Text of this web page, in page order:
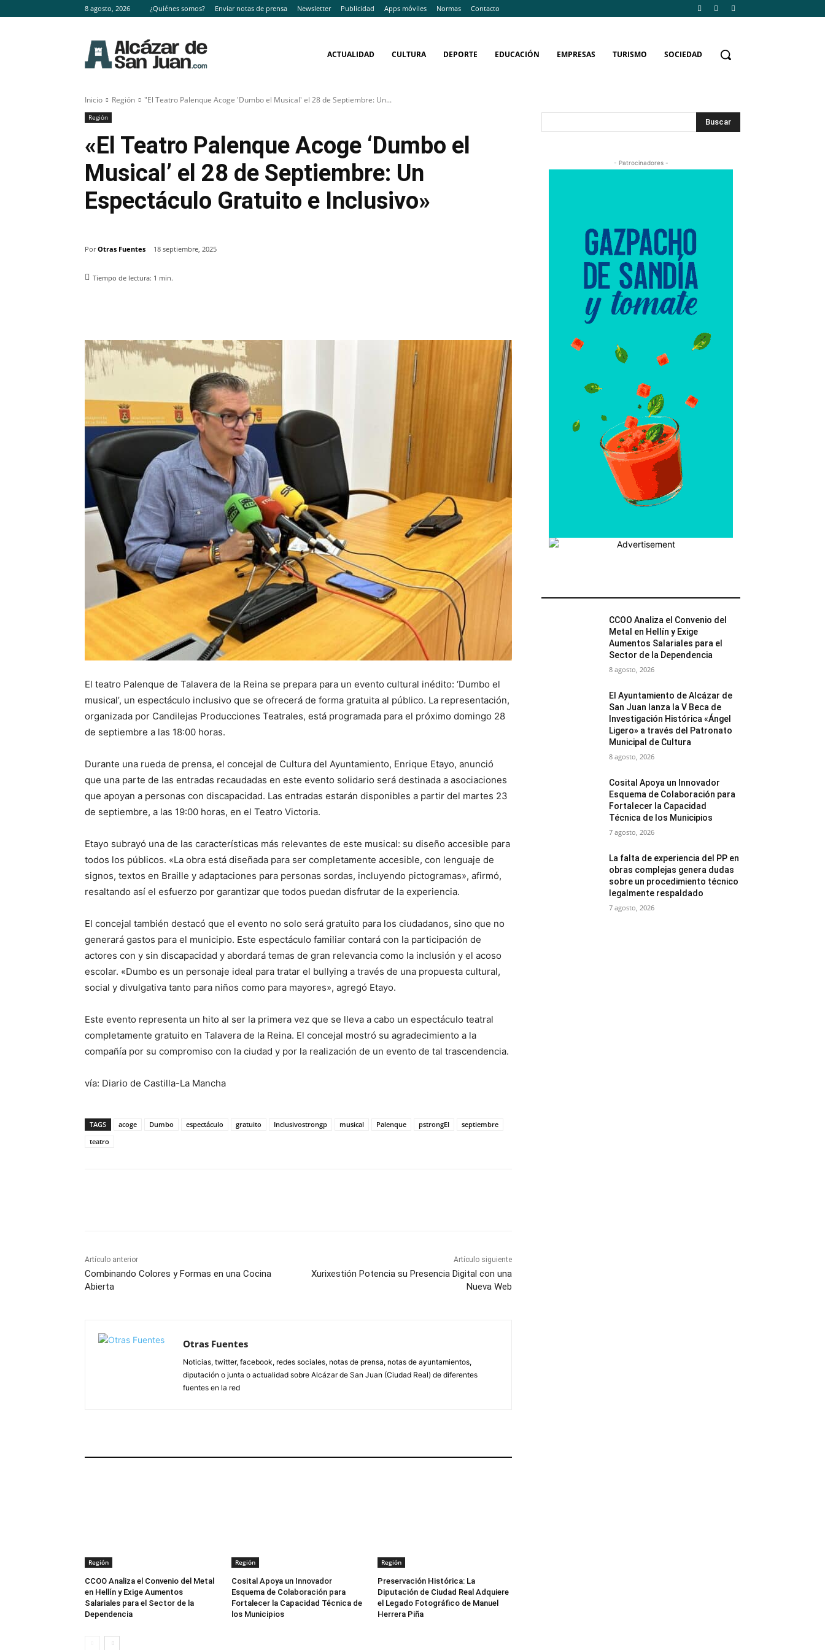
8 agosto, 2026 ¿Quiénes somos? Enviar notas de prensa Newsletter Publicidad Apps móviles Normas Contacto
ACTUALIDAD CULTURA DEPORTE EDUCACIÓN EMPRESAS TURISMO SOCIEDAD
Inicio Región "El Teatro Palenque Acoge 'Dumbo el Musical' el 28 de Septiembre: Un...
Región
«El Teatro Palenque Acoge ‘Dumbo el
Musical’ el 28 de Septiembre: Un
Espectáculo Gratuito e Inclusivo»
Por Otras Fuentes 18 septiembre, 2025
Tiempo de lectura: 1 min.
El teatro Palenque de Talavera de la Reina se prepara para un evento cultural inédito: ‘Dumbo el
musical’, un espectáculo inclusivo que se ofrecerá de forma gratuita al público. La representación,
organizada por Candilejas Producciones Teatrales, está programada para el próximo domingo 28
de septiembre a las 18:00 horas.
Durante una rueda de prensa, el concejal de Cultura del Ayuntamiento, Enrique Etayo, anunció
que una parte de las entradas recaudadas en este evento solidario será destinada a asociaciones
que apoyan a personas con discapacidad. Las entradas estarán disponibles a partir del martes 23
de septiembre, a las 19:00 horas, en el Teatro Victoria.
Etayo subrayó una de las características más relevantes de este musical: su diseño accesible para
todos los públicos. «La obra está diseñada para ser completamente accesible, con lenguaje de
signos, textos en Braille y adaptaciones para personas sordas, incluyendo pictogramas», afirmó,
resaltando así el esfuerzo por garantizar que todos puedan disfrutar de la experiencia.
El concejal también destacó que el evento no solo será gratuito para los ciudadanos, sino que no
generará gastos para el municipio. Este espectáculo familiar contará con la participación de
actores con y sin discapacidad y abordará temas de gran relevancia como la inclusión y el acoso
escolar. «Dumbo es un personaje ideal para tratar el bullying a través de una propuesta cultural,
social y divulgativa tanto para niños como para mayores», agregó Etayo.
Este evento representa un hito al ser la primera vez que se lleva a cabo un espectáculo teatral
completamente gratuito en Talavera de la Reina. El concejal mostró su agradecimiento a la
compañía por su compromiso con la ciudad y por la realización de un evento de tal trascendencia.
vía: Diario de Castilla-La Mancha
TAGS acoge Dumbo espectáculo gratuito Inclusivostrongp musical Palenque pstrongEl
septiembre
teatro
Artículo anterior
Combinando Colores y Formas en una Cocina
Abierta
Artículo siguiente
Xurixestión Potencia su Presencia Digital con una
Nueva Web
Otras Fuentes
Noticias, twitter, facebook, redes sociales, notas de prensa, notas de ayuntamientos,
diputación o junta o actualidad sobre Alcázar de San Juan (Ciudad Real) de diferentes
fuentes en la red
Región
CCOO Analiza el Convenio del Metal
en Hellín y Exige Aumentos
Salariales para el Sector de la
Dependencia
Región
Cosital Apoya un Innovador
Esquema de Colaboración para
Fortalecer la Capacidad Técnica de
los Municipios
Región
Preservación Histórica: La
Diputación de Ciudad Real Adquiere
el Legado Fotográfico de Manuel
Herrera Piña
Buscar
- Patrocinadores -
CCOO Analiza el Convenio del
Metal en Hellín y Exige
Aumentos Salariales para el
Sector de la Dependencia
8 agosto, 2026
El Ayuntamiento de Alcázar de
San Juan lanza la V Beca de
Investigación Histórica «Ángel
Ligero» a través del Patronato
Municipal de Cultura
8 agosto, 2026
Cosital Apoya un Innovador
Esquema de Colaboración para
Fortalecer la Capacidad
Técnica de los Municipios
7 agosto, 2026
La falta de experiencia del PP en
obras complejas genera dudas
sobre un procedimiento técnico
legalmente respaldado
7 agosto, 2026